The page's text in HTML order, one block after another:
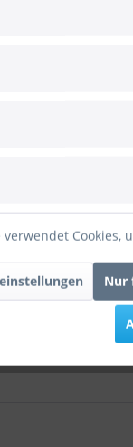
100%
befüllen,
Gramm
bei 10-20 Grad
verwendet
Nur